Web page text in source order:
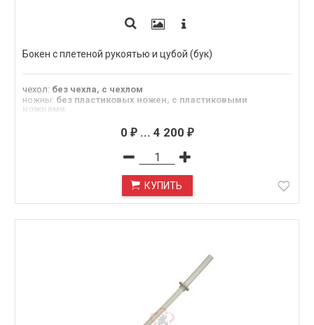
Бокен с плетеной рукоятью и цубой (бук)
чехол: без чехла, с чехлом
ножны: без пластиковых ножен, с пластиковыми
ножнами
0 ₽... 4 200 ₽
КУПИТЬ